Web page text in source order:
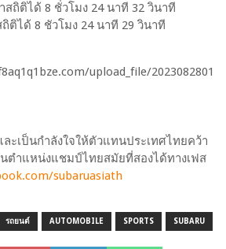
ถิติได้ 8 ชั่วโมง 24 นาที 32 วินาที
ติได้ 8 ชัวโมง 24 นาที 29 วินาที
ะเป็นกำลังใจให้ตัวแทนประเทศไทยคว้า
ตำแหน่งแชมป์ไทยสมัยที่สองได้ทางเฟส
subaruasiath
รถยนต์ AUTOMOBILE SPORTS SUBARU